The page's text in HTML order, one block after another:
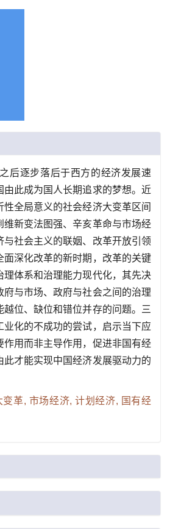
后逐步落后于西方的经济发展速
由此成为国人长期追求的梦想。近
全局意义的社会经济大变革区间
维新变法图强、辛亥革命与市场经
与社会主义的联姻、改革开放引领
面深化改革的新时期，改革的关键
理体系和治理能力现代化，其先决
府与市场、政府与社会之间的治理
越位、缺位和错位并存的问题。三
业化的不成功的尝试，启示当下应
作用而非主导作用，促进非国有经
此才能实现中国经济发展驱动力的
变革, 市场经济,计划经济, 国有经